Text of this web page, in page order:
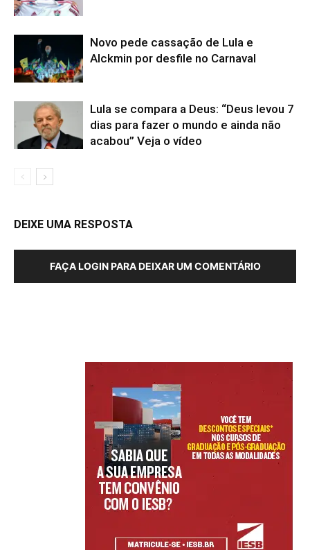
Novo pede cassação de Lula e
Alckmin por desfile no Carnaval
Lula se compara a Deus: “Deus levou 7
dias para fazer o mundo e ainda não
acabou” Veja o vídeo
DEIXE UMA RESPOSTA
FAÇA LOGIN PARA DEIXAR UM COMENTÁRIO